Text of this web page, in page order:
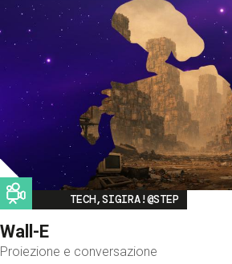
Image
TECH,SIGIRA!@STEP
Wall-E
Proiezione e conversazione